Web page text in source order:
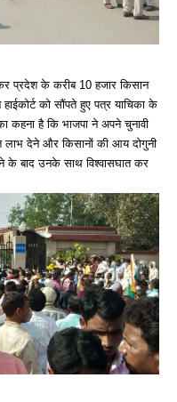
प्रदेश के करीब 10 हजार किसान
को सौंपते हुए पत्र याचिका के
कहना है कि भाजपा ने अपने चुनावी
देने और किसानों की आय दोगुनी
के बाद उनके साथ विश्वासघात कर